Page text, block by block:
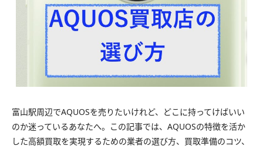
富山駅周辺でAQUOSを売りたいけれど、どこに持ってけばいい
のか迷っているあなたへ。この記事では、AQUOSの特徴を活か
した高額買取を実現するための業者の選び方、買取準備のコツ、